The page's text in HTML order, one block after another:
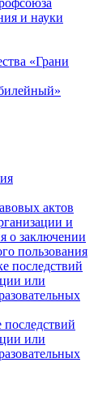
и науки
«Грани
актов
и
о заключении
пользования
последствий
или
или